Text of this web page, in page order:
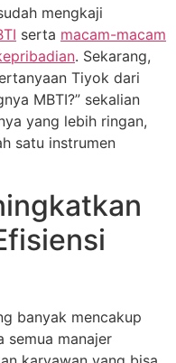
mengkaji
serta macam-macam
. Sekarang,
Tiyok dari
MBTI?” sekalian
yang lebih ringan,
satu instrumen
banyak mencakup
semua manajer